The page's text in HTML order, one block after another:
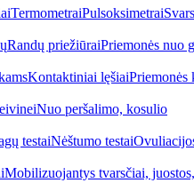
TermometraiPulsoksimetrai
Randų priežiūraiPriemonės nuo
Kontaktiniai lęšiaiPriemonės
Nuo peršalimo, kosulio
testaiNėštumo testai
Mobilizuojantys tvarsčiai,